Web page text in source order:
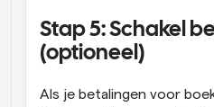
Stap 5: Schakel
(optioneel)
Als je betalingen voor